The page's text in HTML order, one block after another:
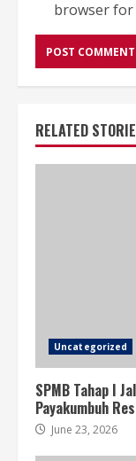
browser for
RELATED
Uncategorized
SPMB Tahap I
Payakumbuh
June 23, 2026